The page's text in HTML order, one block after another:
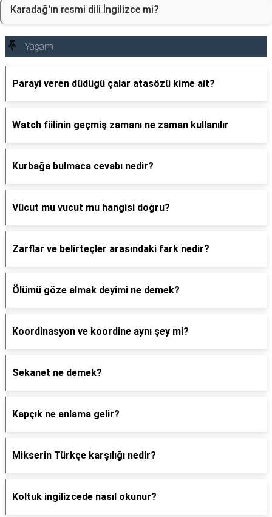
Karadağ'ın resmi dili İngilizce mi?
Yaşam
Parayi veren düdügü çalar atasözü kime ait?
Watch fiilinin geçmiş zamanı ne zaman kullanılır
Kurbağa bulmaca cevabı nedir?
Vücut mu vucut mu hangisi doğru?
Zarflar ve belirteçler arasındaki fark nedir?
Ölümü göze almak deyimi ne demek?
Koordinasyon ve koordine aynı şey mi?
Sekanet ne demek?
Kapçık ne anlama gelir?
Mikserin Türkçe karşılığı nedir?
Koltuk ingilizcede nasıl okunur?